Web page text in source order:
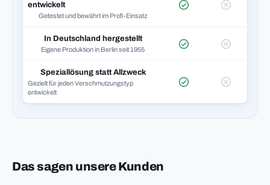
entwickelt
Getestet und bewährt im Profi-Einsatz
In Deutschland hergestellt
Eigene Produktion in Berlin seit 1955
Speziallösung statt Allzweck
Gezielt für jeden Verschmutzungstyp
entwickelt
Das sagen unsere Kunden